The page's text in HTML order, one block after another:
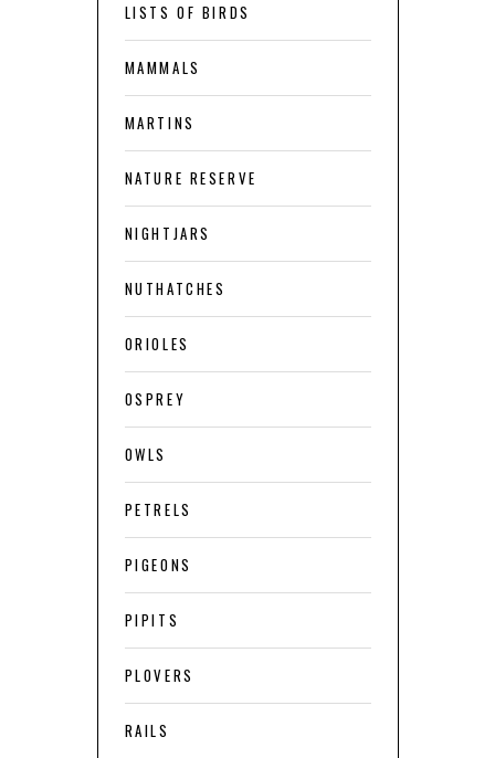
LISTS OF BIRDS
MAMMALS
MARTINS
NATURE RESERVE
NIGHTJARS
NUTHATCHES
ORIOLES
OSPREY
OWLS
PETRELS
PIGEONS
PIPITS
PLOVERS
RAILS